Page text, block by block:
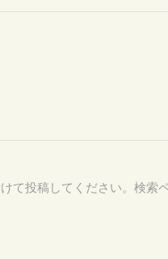
投稿してください。検索